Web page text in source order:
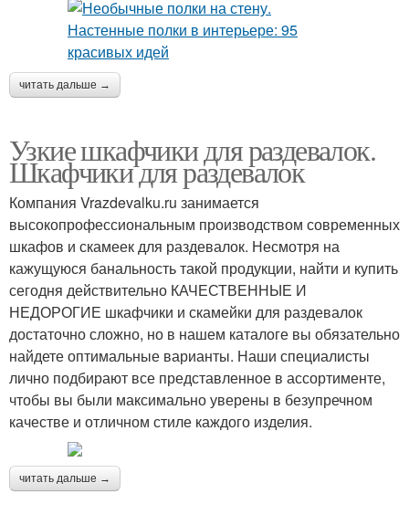
читать дальше →
Узкие шкафчики для раздевалок.
Шкафчики для раздевалок
Компания Vrazdevalku.ru занимается
высокопрофессиональным производством современных
шкафов и скамеек для раздевалок. Несмотря на
кажущуюся банальность такой продукции, найти и купить
сегодня действительно КАЧЕСТВЕННЫЕ И
НЕДОРОГИЕ шкафчики и скамейки для раздевалок
достаточно сложно, но в нашем каталоге вы обязательно
найдете оптимальные варианты. Наши специалисты
лично подбирают все представленное в ассортименте,
чтобы вы были максимально уверены в безупречном
качестве и отличном стиле каждого изделия.
читать дальше →